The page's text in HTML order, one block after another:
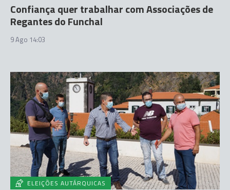
Confiança quer trabalhar com Associações de
Regantes do Funchal
9 Ago 14:03
ELEIÇÕES AUTÁRQUICAS